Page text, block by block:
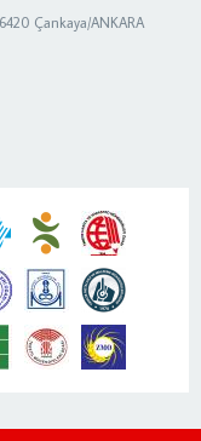
Çankaya/ANKARA